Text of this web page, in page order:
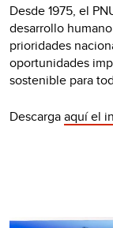
Desde 1975, el
desarrollo
prioridades
oportunidades
sostenible para
Descargaaquí el